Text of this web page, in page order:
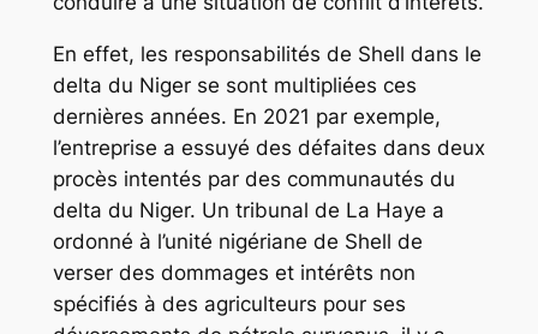
En effet, les responsabilités de Shell dans le
delta du Niger se sont multipliées ces
dernières années. En 2021 par exemple,
l’entreprise a essuyé des défaites dans deux
procès intentés par des communautés du
delta du Niger. Un tribunal de La Haye a
ordonné à l’unité nigériane de Shell de
verser des dommages et intérêts non
spécifiés à des agriculteurs pour ses